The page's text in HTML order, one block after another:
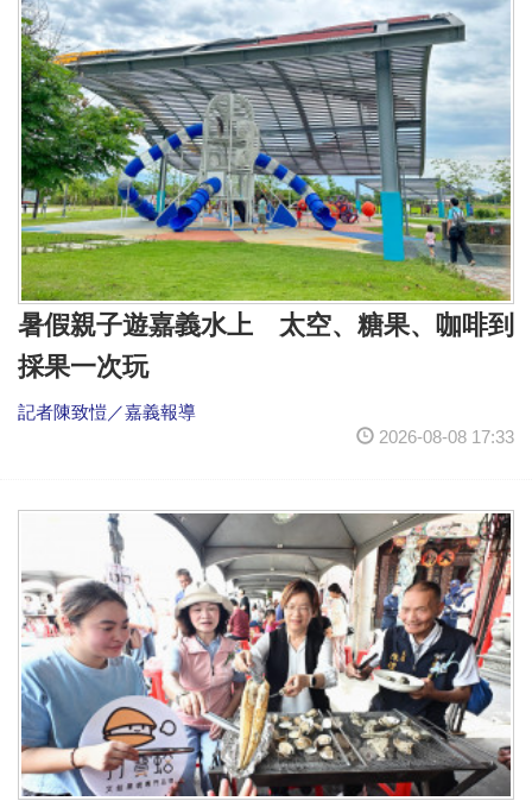
暑假親子遊嘉義水上 太空、糖果、咖啡到
採果一次玩
記者陳致愷／嘉義報導
2026-08-08 17:33